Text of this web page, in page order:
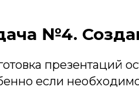
№4.
презентаций
если